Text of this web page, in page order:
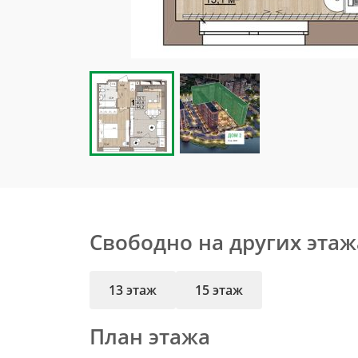
Свободно на других
13 этаж 15 этаж
План этажа